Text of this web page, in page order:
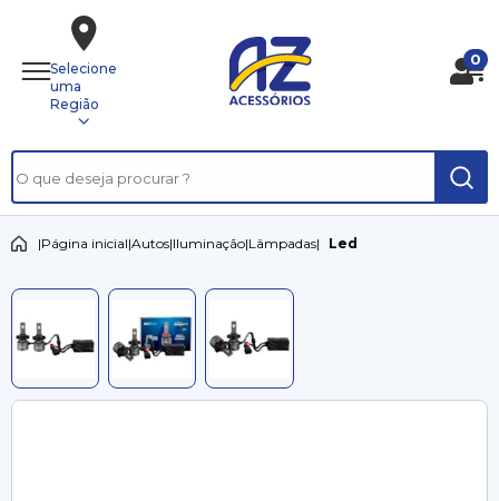
Selecione
uma
Região
0
|Página inicial|Autos|Iluminação|Lâmpadas| Led